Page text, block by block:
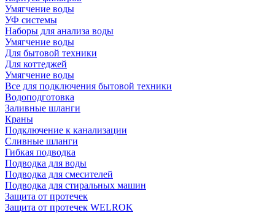
Умягчение воды
УФ системы
Наборы для анализа воды
Умягчение воды
Для бытовой техники
Для коттеджей
Умягчение воды
Все для подключения бытовой техники
Водоподготовка
Заливные шланги
Краны
Подключение к канализации
Сливные шланги
Гибкая подводка
Подводка для воды
Подводка для смесителей
Подводка для стиральных машин
Защита от протечек
Защита от протечек WELROK